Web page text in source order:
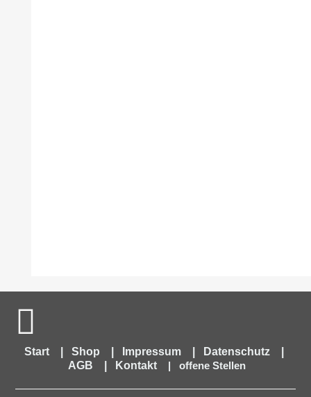
Start Shop Impressum Datenschutz
AGB
Kontakt | offene Stellen